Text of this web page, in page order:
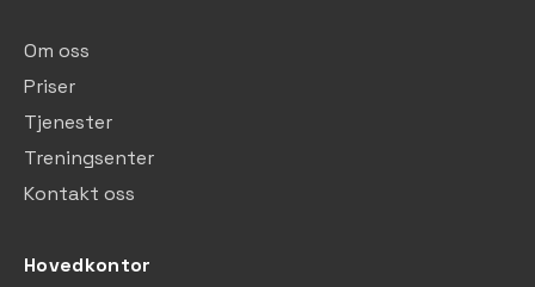
Om oss
Priser
Tjenester
Treningsenter
Kontakt oss
Hovedkontor